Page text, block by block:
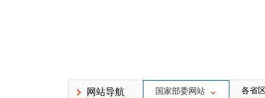
网站导航 国家部委网站 各省